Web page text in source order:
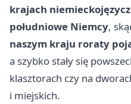
krajach
południowe Niemcy,
naszym kraju roraty
a szybko stały się
klasztorach czy na
i miejskich.